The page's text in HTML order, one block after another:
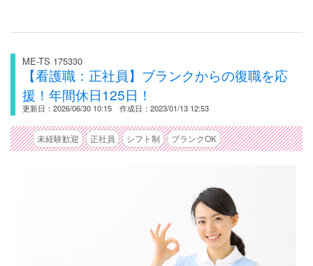
ME-TS 175330
【看護職：正社員】ブランクからの復職を応
援！年間休日125日！
更新日：2026/06/30 10:15 作成日：2023/01/13 12:53
未経験歓迎 正社員 シフト制 ブランクOK